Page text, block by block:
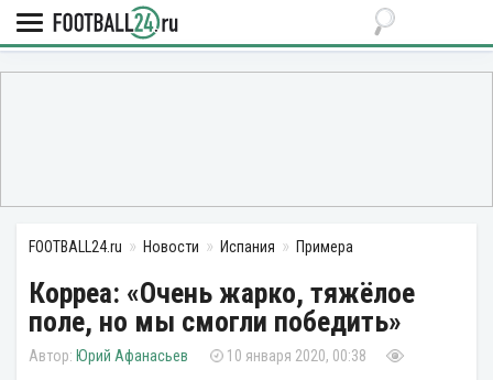
FOOTBALL24.ru Новости Испания Примера
Корреа: «Очень жарко, тяжёлое
поле, но мы смогли победить»
Юрий Афанасьев 10 января 2020, 00:38